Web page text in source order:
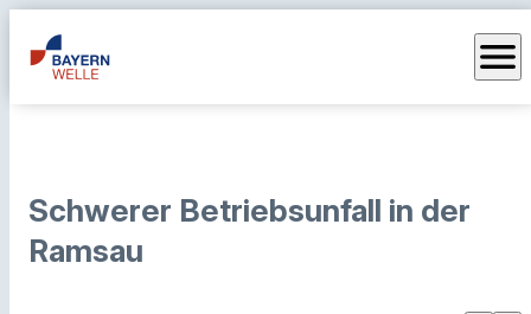
menu
Schwerer Betriebsunfall in der
Ramsau